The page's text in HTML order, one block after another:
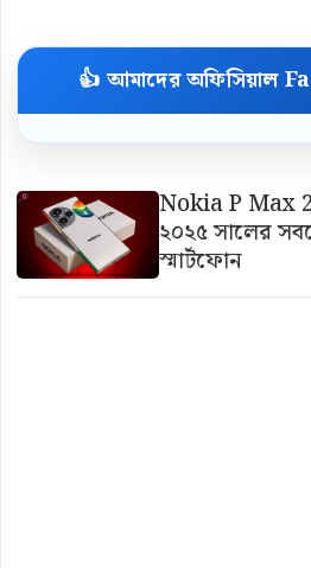
👍 আমাদের অফিসিয়াল
Nokia P Max
২০২৫ সালের
স্মার্টফোন